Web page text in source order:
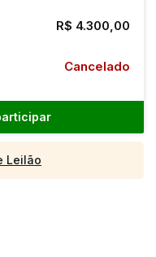
R$ 4.300,00
Cancelado
Leilão